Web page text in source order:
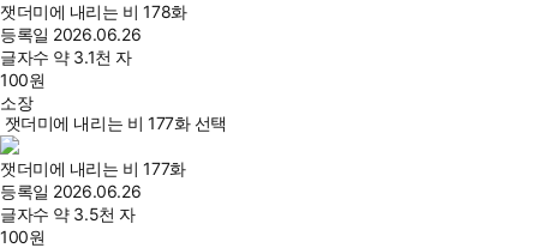
잿더미에 내리는 비 178화
등록일 2026.06.26
글자수 약 3.1천 자
100원
소장
잿더미에 내리는 비 177화 선택
잿더미에 내리는 비 177화
등록일 2026.06.26
글자수 약 3.5천 자
100원